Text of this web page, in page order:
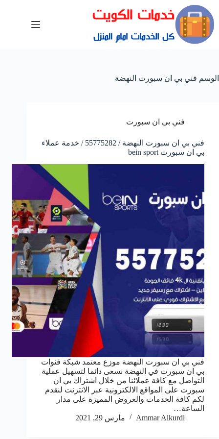
الوسم فني بي ان سبورت النهضة
فني بي ان سبورت
فني بي ان سبورت النهضة / 55775282 / خدمة عملاء
بي ان سبورت bein sport
فني بي ان سبورت النهضة موزع معتمد شبكة قنوات
بي ان سبورت في النهضة نسعى دائما لتسهيل عملية
التواصل مع كافة عملائنا من خلال اشتراك بي ان
سبورت على المواقع الالكترونية عبر الانترنت لنقدم
لكم كافة الخدمات والعروض المميزة على مدار
الساعة…
Ammar Alkurdi
مارس 29, 2021